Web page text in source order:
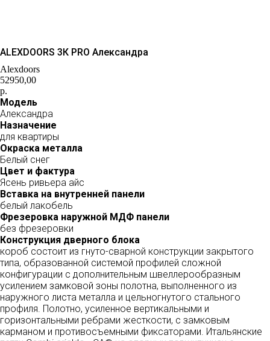
ALEXDOORS 3К PRO Александра
Alexdoors
52950,00
р.
Модель
Александра
Назначение
для квартиры
Окраска металла
Белый снег
Цвет и фактура
Ясень ривьера айс
Вставка на внутренней панели
белый лакобель
Фрезеровка наружной МДФ панели
без фрезеровки
Конструкция дверного блока
короб состоит из гнуто-сварной конструкции закрытого
типа, образованной системой профилей сложной
конфигурации с дополнительным швеллерообразным
усилением замковой зоны полотна, выполненного из
наружного листа металла и цельногнутого стального
профиля. Полотно, усиленное вертикальными и
горизонтальными ребрами жесткости, с замковым
карманом и противосъемными фиксаторами. Итальянские